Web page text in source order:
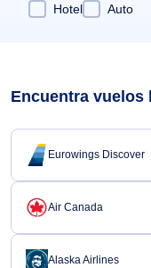
Hotel
Auto
Encuentra vuelos
Eurowings Discover
Air Canada
Alaska Airlines